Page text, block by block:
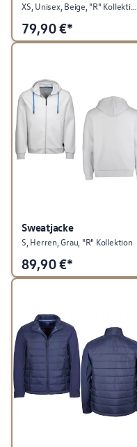
XS, Unisex, Beige, "R" Kollektion
79,90€*
Sweatjacke
S, Herren, Grau, "R" Kollektion
89,90€*